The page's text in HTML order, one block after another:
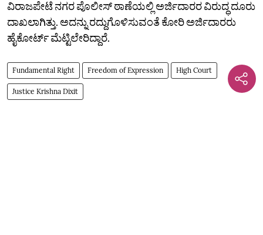
ವಿರಾಜಪೇಟೆ ನಗರ ಪೊಲೀಸ್ ಠಾಣೆಯಲ್ಲಿ ಅರ್ಜಿದಾರರ ವಿರುದ್ಧ ದೂರು
ದಾಖಲಾಗಿತ್ತು. ಅದನ್ನು ರದ್ದುಗೊಳಿಸುವಂತೆ ಕೋರಿ ಅರ್ಜಿದಾರರು
ಹೈಕೋರ್ಟ್ ಮೆಟ್ಟಿಲೇರಿದ್ದಾರೆ.
Fundamental Right Freedom of Expression High Court
Justice Krishna Dixit